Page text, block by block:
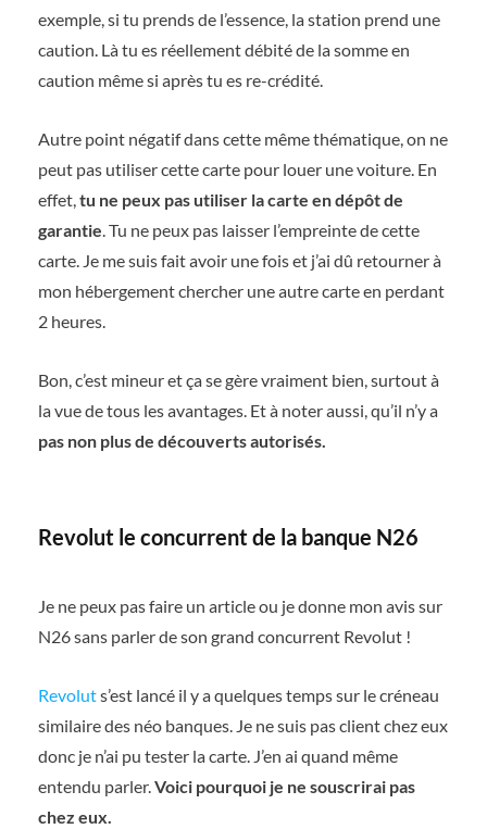
exemple, si tu prends de l’essence, la station prend une
caution. Là tu es réellement débité de la somme en
caution même si après tu es re-crédité.
Autre point négatif dans cette même thématique, on ne
peut pas utiliser cette carte pour louer une voiture. En
effet,tu ne peux pas utiliser la carte en dépôt de
garantie. Tu ne peux pas laisser l’empreinte de cette
carte. Je me suis fait avoir une fois et j’ai dû retourner à
mon hébergement chercher une autre carte en perdant
2 heures.
Bon, c’est mineur et ça se gère vraiment bien, surtout à
la vue de tous les avantages. Et à noter aussi, qu’il n’y a
pas non plus de découverts autorisés.
Revolut le concurrent de la banque N26
Je ne peux pas faire un article ou je donne mon avis sur
N26 sans parler de son grand concurrent Revolut !
Revoluts’est lancé il y a quelques temps sur le créneau
similaire des néo banques. Je ne suis pas client chez eux
donc je n’ai pu tester la carte. J’en ai quand même
entendu parler.Voici pourquoi je ne souscrirai pas
chez eux.